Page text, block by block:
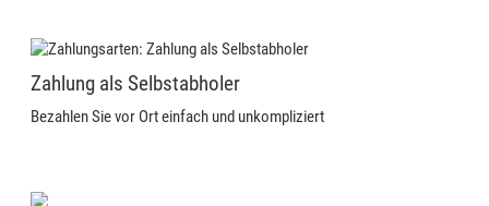
Zahlung als Selbstabholer
Bezahlen Sie vor Ort einfach und unkompliziert